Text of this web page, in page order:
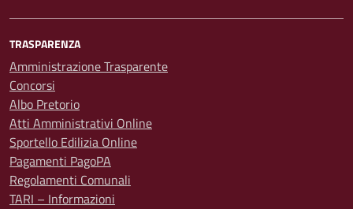
TRASPARENZA
Amministrazione Trasparente
Concorsi
Albo Pretorio
Atti Amministrativi Online
Sportello Edilizia Online
Pagamenti PagoPA
Regolamenti Comunali
TARI – Informazioni